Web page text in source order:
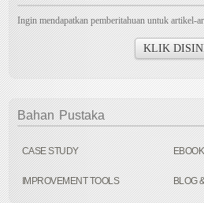
Ingin mendapatkan pemberitahuan untuk artikel-
KLIK
BahanPustaka
CASE STUDY
IMPROVEMENT TOOLS BLOG